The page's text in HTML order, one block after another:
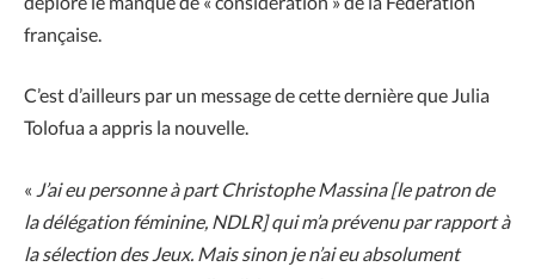
française.
C’est d’ailleurs par un message de cette dernière que Julia
Tolofua a appris la nouvelle.
« J’ai eu personne à part Christophe Massina [le patron de
la délégation féminine, NDLR] qui m’a prévenu par rapport à
la sélection des Jeux. Mais sinon je n’ai eu absolument